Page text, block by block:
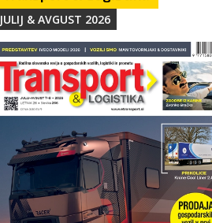
JULIJ & AVGUST 2026